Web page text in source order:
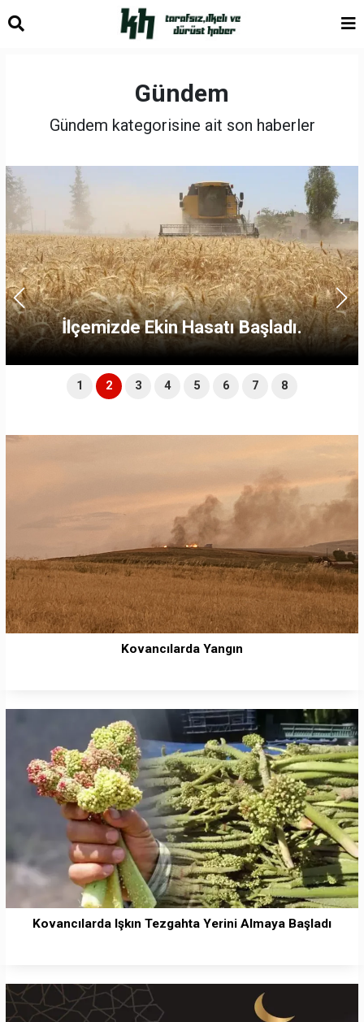
Gündem
Gündem kategorisine ait son haberler
İlçemizde Ekin Hasatı Başladı.
1 2 3 4 5 6 7 8
Kovancılarda Yangın
Kovancılarda Işkın Tezgahta Yerini Almaya Başladı